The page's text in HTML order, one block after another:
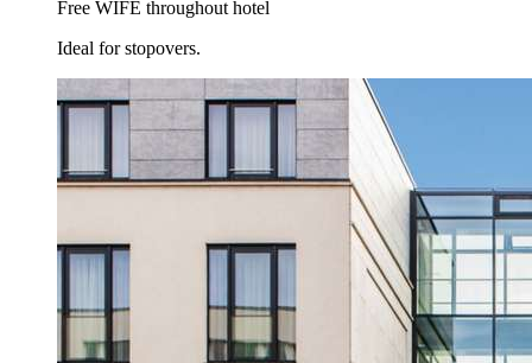
Free WIFE throughout hotel
Ideal for stopovers.